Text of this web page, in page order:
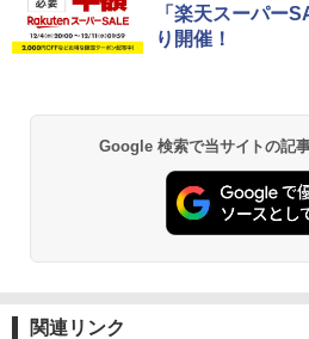
「楽天スーパー
り開催！
Google 検索で当サイトの記
関連リンク